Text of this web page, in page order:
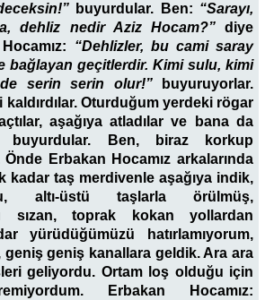
buyurdular. Ben: “Sarayı,
dehliz nedir Aziz Hocam?”diye
“Dehlizler, bu cami saray
bağlayan geçitlerdir. Kimi sulu, kimi
serin serin olur!”buyuruyorlar.
Oturduğum yerdeki rögar
açtılar, aşağıya atladılar ve bana da
buyurdular. Ben, biraz korkup
Erbakan Hocamız arkalarında
kadar taş merdivenle aşağıya indik,
altı-üstü taşlarla örülmüş,
sızan, toprak kokan yollardan
yürüdüğümüzü hatırlamıyorum,
geniş kanallara geldik. Ara ara
geliyordu. Ortam loş olduğu için
Erbakan Hocamız: